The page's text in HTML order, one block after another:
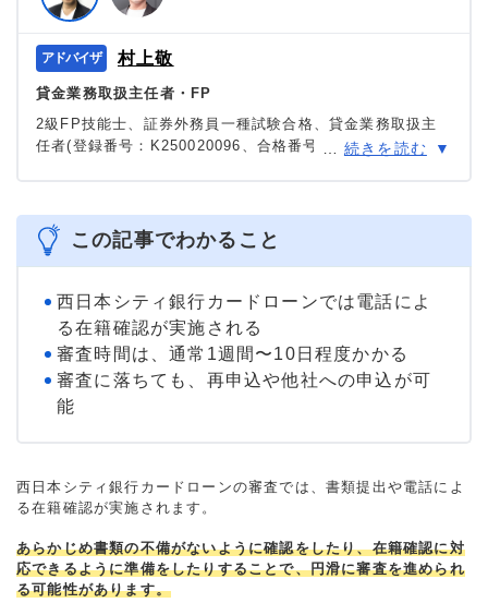
村上敬
貸金業務取扱主任者・FP
2級FP技能士、証券外務員一種試験合格、貸金業務取扱主
任者(登録番号：K250020096、合格番号：第F241000177
ン、FX、不動産、保険など、多くの金融領域における情報
メディアの編集・監修に携わり、実績は計2000本以上。ロ
ーン利用者へのインタビューなども多数実施し、専門知識
＞＞公式ページ
続きを読む
この記事でわかること
西日本シティ銀行カードローンでは電話によ
る在籍確認が実施される
審査時間は、通常1週間〜10日程度かかる
審査に落ちても、再申込や他社への申込が可
能
西日本シティ銀行カードローンの審査では、書類提出や電話によ
る在籍確認が実施されます。
あらかじめ書類の不備がないように確認をしたり、在籍確認に対
応できるように準備をしたりすることで、円滑に審査を進められ
る可能性があります。